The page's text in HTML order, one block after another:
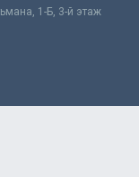
1-Б, 3-й этаж